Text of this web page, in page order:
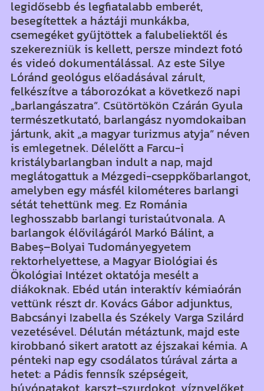
legidősebb és legfiatalabb emberét,
besegítettek a háztáji munkákba,
csemegéket gyűjtöttek a falubeliektől és
szekerezniük is kellett, persze mindezt fotó
és videó dokumentálással. Az este Silye
Lóránd geológus előadásával zárult,
felkészítve a táborozókat a következő napi
„barlangászatra”. Csütörtökön Czárán Gyula
természetkutató, barlangász nyomdokaiban
jártunk, akit „a magyar turizmus atyja” néven
is emlegetnek. Délelőtt a Farcu-i
kristálybarlangban indult a nap, majd
meglátogattuk a Mézgedi-cseppkőbarlangot,
amelyben egy másfél kilométeres barlangi
sétát tehettünk meg. Ez Románia
leghosszabb barlangi turistaútvonala. A
barlangok élővilágáról Markó Bálint, a
Babeș–Bolyai Tudományegyetem
rektorhelyettese, a Magyar Biológiai és
Ökológiai Intézet oktatója mesélt a
diákoknak. Ebéd után interaktív kémiaórán
vettünk részt dr. Kovács Gábor adjunktus,
Babcsányi Izabella és Székely Varga Szilárd
vezetésével. Délután métáztunk, majd este
kirobbanó sikert aratott az éjszakai kémia. A
pénteki nap egy csodálatos túrával zárta a
hetet: a Pádis fennsík szépségeit,